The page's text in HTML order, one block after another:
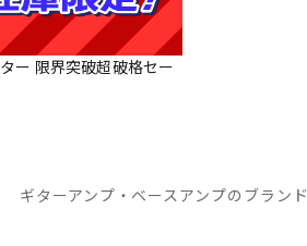
ー 限界突破超破格セー
ギターアンプ・ベースアンプのブランド